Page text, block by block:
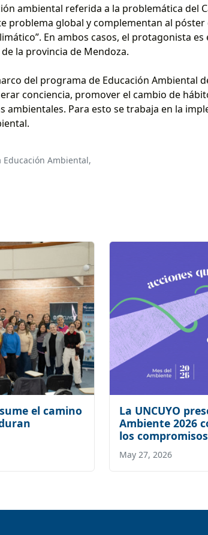
ambiental referida a la problemática del
problema global y complementan al póster
En ambos casos, el protagonista es
la provincia de Mendoza.
del programa de Educación Ambiental
conciencia, promover el cambio de
ambientales. Para esto se trabaja en la
Educación Ambiental,
el camino
La UNCUYO
Ambiente 2026
los
May 27, 2026